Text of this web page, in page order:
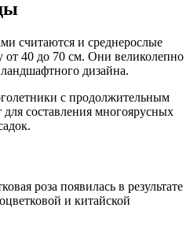
считаются и среднерослые
40 до 70 см. Они великолепно
дизайна.
с продолжительным
составления многоярусных
роза появилась в результате
и китайской